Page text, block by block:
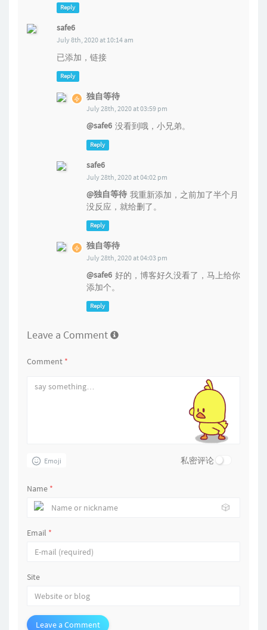
Reply
safe6
July 8th, 2020 at 10:14 am
已添加，链接
Reply
独自等待
July 28th, 2020 at 03:59 pm
@safe6 没看到哦，小兄弟。
Reply
safe6
July 28th, 2020 at 04:02 pm
@独自等待 我重新添加，之前加了半个月
没反应，就给删了。
Reply
独自等待
July 28th, 2020 at 04:03 pm
@safe6 好的，博客好久没看了，马上给你
添加个。
Reply
Leave a Comment
Comment *
Emoji 私密评论
Name *
🎲
Email *
Site
Leave a Comment